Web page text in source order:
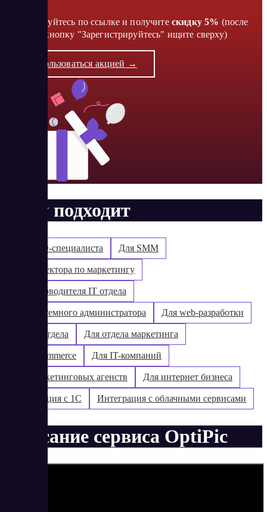
Регистрируйтесь по ссылке и получите скидку 5% (после
перехода кнопку "Зарегистрируйтесь" ищите сверху)
Воспользоваться акцией →
Кому подходит
Для SEO-специалиста Для SMM
Для директора по маркетингу
Для руководителя IT отдела
Для системного администратора Для web-разработки
Для IT-отдела Для отдела маркетинга
Для e-commerce Для IT-компаний
Для маркетинговых агенств Для интернет бизнеса
Интеграция с 1С Интеграция с облачными сервисами
Описание сервиса OptiPic